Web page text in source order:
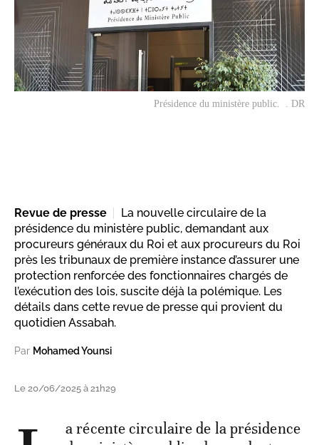
Présidence du ministère public. . DR
Revue de presse
La nouvelle circulaire de la
présidence du ministère public, demandant aux
procureurs généraux du Roi et aux procureurs du Roi
près les tribunaux de première instance d’assurer une
protection renforcée des fonctionnaires chargés de
l’exécution des lois, suscite déjà la polémique. Les
détails dans cette revue de presse qui provient du
quotidien Assabah.
Par Mohamed Younsi
Le 20/06/2025 à 21h29
a récente circulaire de la présidence